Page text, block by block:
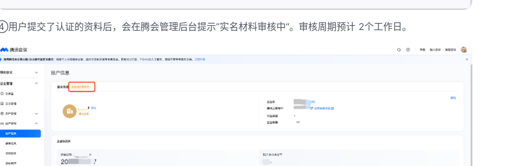
户提交了认证的资料后，会在腾会管理后台提示”实名材料审核中“。审核周期预计 2个工作日。